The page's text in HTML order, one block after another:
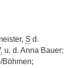
S d.
u. d. Anna Bauer;